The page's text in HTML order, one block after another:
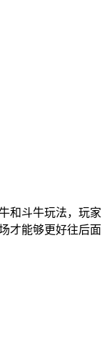
和斗牛玩法，玩家
才能够更好往后面